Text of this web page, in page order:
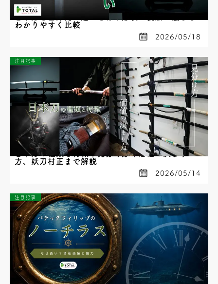
日本刀と西洋剣の違いとは？形状・製法・強さを
わかりやすく比較
2026/05/18
注目記事
日本刀の種類と特徴｜見分け方や価値の決まり
方、妖刀村正まで解説
2026/05/14
注目記事